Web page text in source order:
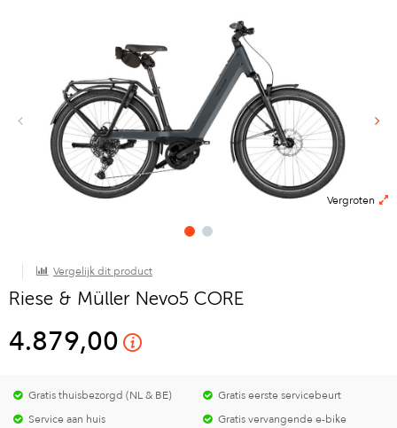
Vergroten
Vergelijk dit product
Riese & Müller Nevo5 CORE
4.879,00
Gratis thuisbezorgd (NL & BE)
Gratis eerste servicebeurt
Service aan huis
Gratis vervangende e-bike